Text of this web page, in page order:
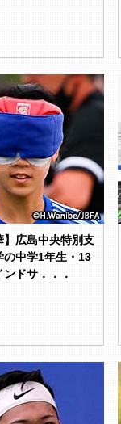
】広島中央特別支
の中学1年生・13
ドサ．．．